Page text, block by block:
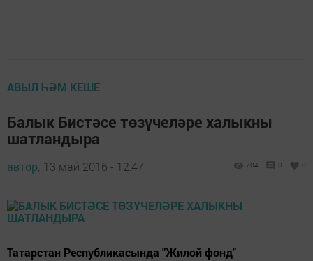
АВЫЛ ҺӘМ КЕШЕ
Балык Бистәсе төзүчеләре халыкны
шатландыра
автор, 13 май 2016 - 12:47 704 0 0
Татарстан Республикасында "Жилой фонд"